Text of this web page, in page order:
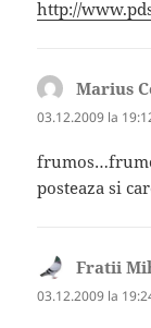
http://
Marius
03.12.2009 la
posteaza si
Fratii
03.12.2009 la